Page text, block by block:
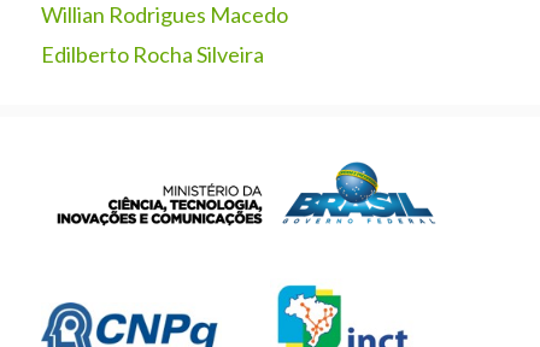
Willian Rodrigues Macedo
Edilberto Rocha Silveira